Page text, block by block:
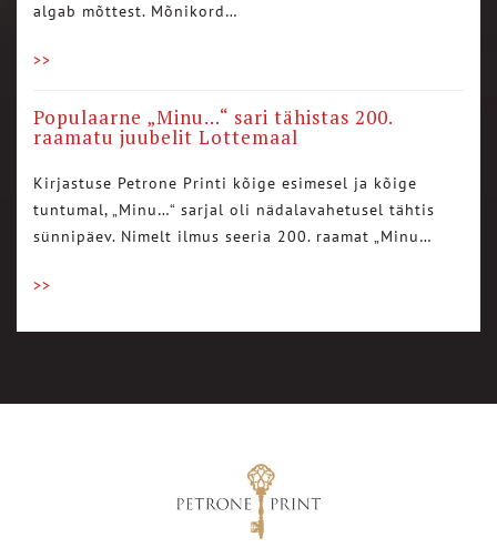
algab mõttest. Mõnikord…
>>
Populaarne „Minu…“ sari tähistas 200.
raamatu juubelit Lottemaal
Kirjastuse Petrone Printi kõige esimesel ja kõige
tuntumal, „Minu…“ sarjal oli nädalavahetusel tähtis
sünnipäev. Nimelt ilmus seeria 200. raamat „Minu…
>>